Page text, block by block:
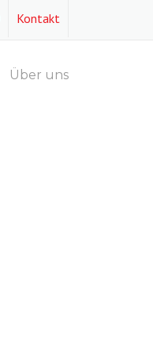
Kontakt
Über uns